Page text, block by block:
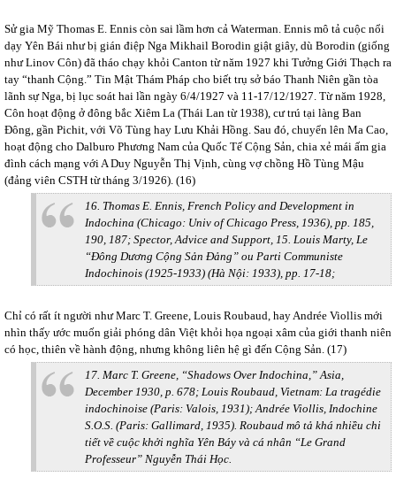
Sử gia Mỹ Thomas E. Ennis còn sai lầm hơn cả Waterman. Ennis mô tả cuộc nổi
dạy Yên Bái như bị gián điệp Nga Mikhail Borodin giật giây, dù Borodin (giống
như Linov Côn) đã tháo chạy khỏi Canton từ năm 1927 khi Tưởng Giới Thạch ra
tay “thanh Cộng.” Tin Mật Thám Pháp cho biết trụ sở báo Thanh Niên gần tòa
lãnh sự Nga, bị lục soát hai lần ngày 6/4/1927 và 11-17/12/1927. Từ năm 1928,
Côn hoạt động ở đông bắc Xiêm La (Thái Lan từ 1938), cư trú tại làng Ban
Đông, gần Pichit, với Võ Tùng hay Lưu Khải Hồng. Sau đó, chuyển lên Ma Cao,
hoạt động cho Dalburo Phương Nam của Quốc Tế Cộng Sản, chia xẻ mái ấm gia
đình cách mạng với A Duy Nguyễn Thị Vịnh, cùng vợ chồng Hồ Tùng Mậu
(đảng viên CSTH từ tháng 3/1926). (16)
16. Thomas E. Ennis, French Policy and Development in
Indochina (Chicago: Univ of Chicago Press, 1936), pp. 185,
190, 187; Spector, Advice and Support, 15. Louis Marty, Le
“Đông Dương Cộng Sản Đảng” ou Parti Communiste
Indochinois (1925-1933) (Hà Nội: 1933), pp. 17-18;
Chỉ có rất ít người như Marc T. Greene, Louis Roubaud, hay Andrée Viollis mới
nhìn thấy ước muốn giải phóng dân Việt khỏi họa ngoại xâm của giới thanh niên
có học, thiên về hành động, nhưng không liên hệ gì đến Cộng Sản. (17)
17. Marc T. Greene, “Shadows Over Indochina,” Asia,
December 1930, p. 678; Louis Roubaud, Vietnam: La tragédie
indochinoise (Paris: Valois, 1931); Andrée Viollis, Indochine
S.O.S. (Paris: Gallimard, 1935). Roubaud mô tả khá nhiều chi
tiết về cuộc khởi nghĩa Yên Báy và cá nhân “Le Grand
Professeur” Nguyễn Thái Học.